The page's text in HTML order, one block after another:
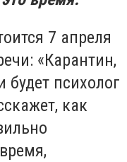
7 апреля
«Карантин,
психолог
как